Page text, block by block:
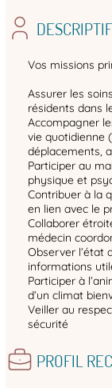
Vos missions
Assurer les
résidents dans
Accompagner
vie quotidienne
déplacements,
Participer au
physique et
Contribuer à la
en lien avec le
Collaborer
médecin
Observer l’état
informations
Participer à
d’un climat
Veiller au
sécurité
PROFIL